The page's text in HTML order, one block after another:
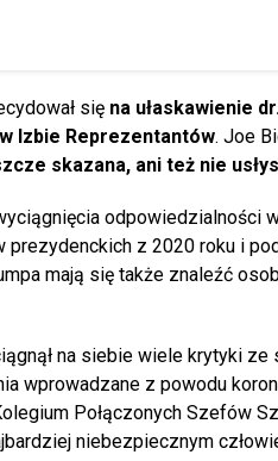
się na ułaskawienie
Izbie Reprezentantów. Joe
skazana, ani też nie
odpowiedzialności
z 2020 roku i
mają się także znaleźć
na siebie wiele krytyki ze
wprowadzane z powodu
Połączonych Szefów
niebezpiecznym